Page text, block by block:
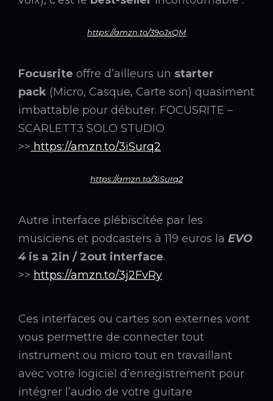
https://amzn.to/39oJxQM
Focusrite offre d’ailleurs un starter
pack (Micro, Casque, Carte son) quasiment
imbattable pour débuter. FOCUSRITE –
SCARLETT3 SOLO STUDIO
>> https://amzn.to/3iSurq2
https://amzn.to/3iSurq2
Autre interface plébiscitée par les
musiciens et podcasters à 119 euros la EVO
4is a 2in / 2out interface.
>> https://amzn.to/3j2FvRy
Ces interfaces ou cartes son externes vont
vous permettre de connecter tout
instrument ou micro tout en travaillant
avec votre logiciel d’enregistrement pour
intégrer l’audio de votre guitare